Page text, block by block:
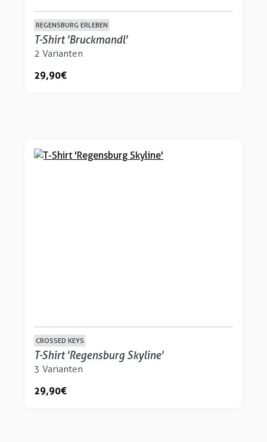
REGENSBURG ERLEBEN
T-Shirt 'Bruckmandl'
2 Varianten
29,90 €
CROSSED KEYS
T-Shirt 'Regensburg Skyline'
3 Varianten
29,90 €